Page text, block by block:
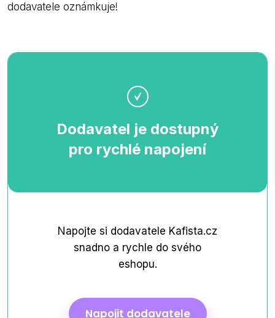
dodavatele oznámkuje!
Dodavatel je dostupný
pro rychlé napojení
Napojte si dodavatele Kafista.cz
snadno a rychle do svého
eshopu.
Napojit dodavatele